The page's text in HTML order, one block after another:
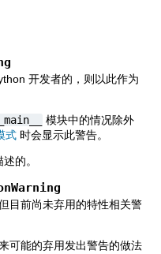
开发者的，则以此作为
模块中的情况除外
式 时会显示此警告。
的。
目前尚未弃用的特性相关警
可能的弃用发出警告的做法